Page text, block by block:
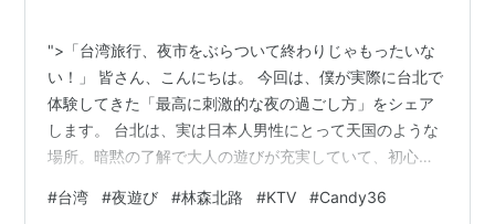
">「台湾旅行、夜市をぶらついて終わりじゃもったいな
い！」 皆さん、こんにちは。 今回は、僕が実際に台北で
体験してきた「最高に刺激的な夜の過ごし方」をシェア
します。 台北は、実は日本人男性にとって天国のような
場所。暗黙の了解で大人の遊びが充実していて、初心者
は、「デリバリー系」と「KTV（台湾式ラウンジ）」の
#台湾 #夜遊び #林森北路 #KTV #Candy36